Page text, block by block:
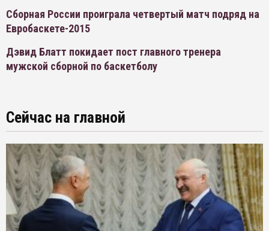
Сборная России проиграла четвертый матч подряд на
Евробаскете-2015
Дэвид Блатт покидает пост главного тренера
мужской сборной по баскетболу
Сейчас на главной